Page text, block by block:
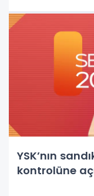
YSK’nın
kontrolüne